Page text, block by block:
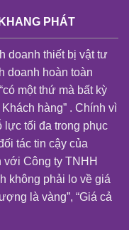
PHÁT
doanh thiết bị vật tư
doanh hoàn toàn
một thứ mà bất kỳ
hàng” . Chính vì
lực tối đa trong phục
tác tin cậy của
Công ty TNHH
không phải lo về giá
là vàng”, “Giá cả